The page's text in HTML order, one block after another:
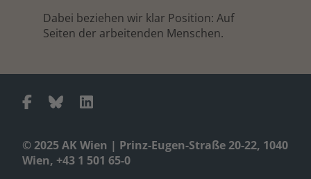
© 2025 AK Wien | Prinz-Eugen-Straße 20-22, 1040
Wien, +43 1 501 65-0
Dabei beziehen wir klar Position: Auf
Seiten der arbeitenden Menschen.